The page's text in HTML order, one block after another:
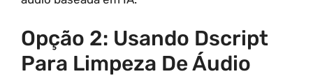
Opção 2: Usando Dscript
Para Limpeza De Áudio